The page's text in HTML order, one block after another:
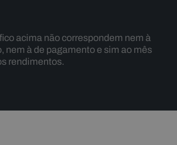
acima não correspondem nem à
nem à de pagamento e sim ao mês
rendimentos.